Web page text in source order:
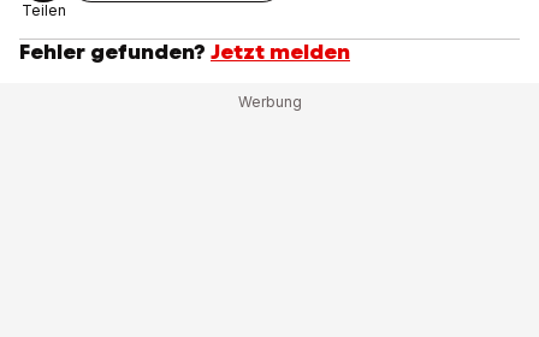
Teilen
Fehler gefunden? Jetzt melden